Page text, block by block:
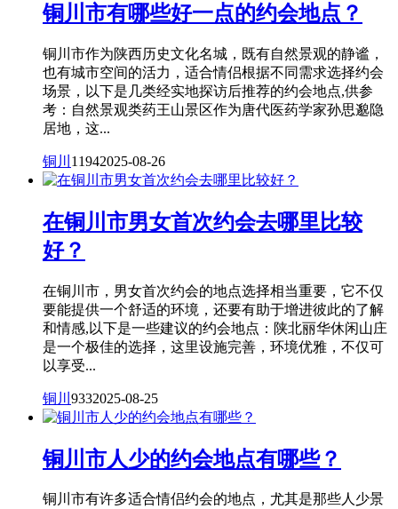
铜川市有哪些好一点的约会地点？
铜川市作为陕西历史文化名城，既有自然景观的静谧，
也有城市空间的活力，适合情侣根据不同需求选择约会
场景，以下是几类经实地探访后推荐的约会地点,供参
考：自然景观类药王山景区作为唐代医药学家孙思邈隐
居地，这...
铜川 11942025-08-26
在铜川市男女首次约会去哪里比较
好？
在铜川市，男女首次约会的地点选择相当重要，它不仅
要能提供一个舒适的环境，还要有助于增进彼此的了解
和情感,以下是一些建议的约会地点：陕北丽华休闲山庄
是一个极佳的选择，这里设施完善，环境优雅，不仅可
以享受...
铜川 9332025-08-25
铜川市人少的约会地点有哪些？
铜川市有许多适合情侣约会的地点，尤其是那些人少景